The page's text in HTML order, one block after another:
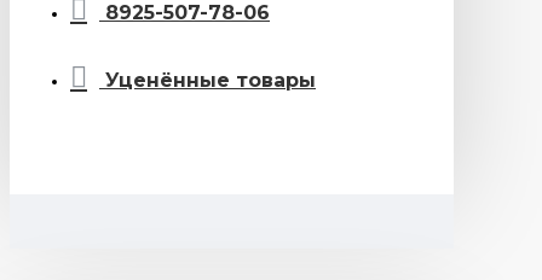
8925-507-78-06
Уценённые товары